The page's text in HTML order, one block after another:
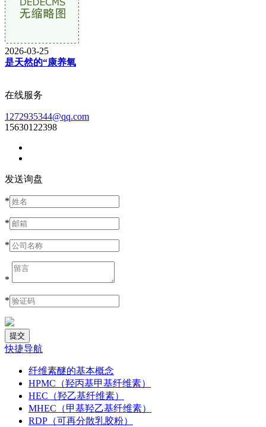
2026-03-25
是天然的“康养氧
在线服务
1272935344@qq.com
15630122398
发送询盘
*
*
*
*
*
快捷导航
纤维素醚的基本概念
HPMC（羟丙基甲基纤维素）
HEC（羟乙基纤维素）
MHEC（甲基羟乙基纤维素）
RDP（可再分散乳胶粉）